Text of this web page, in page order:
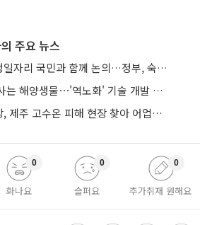
주요 뉴스
AI 기본사회·평생일자리 국민과 함께 논의…정부, 숙의공론화 착수
400년, 4000년 사는 해양생물⋯'역노화' 기술 개발 추진
노동진 수협 회장, 제주 고수온 피해 현장 찾아 어업인 지원 점검
화나요
0
슬퍼요
0
추가취재 원해요
0